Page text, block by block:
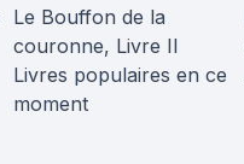
Le Bouffon de la
couronne, Livre II
Livres populaires en ce
moment